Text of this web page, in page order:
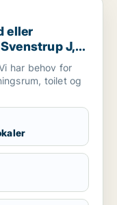
til leje i
eller
J,
har behov for
toilet og